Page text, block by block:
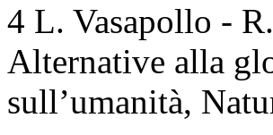
4 L. Vasapollo -
Alternative alla
sull’umanità,